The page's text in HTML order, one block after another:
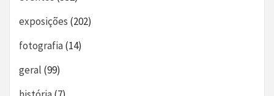
exposições (202)
fotografia(14)
geral (99)